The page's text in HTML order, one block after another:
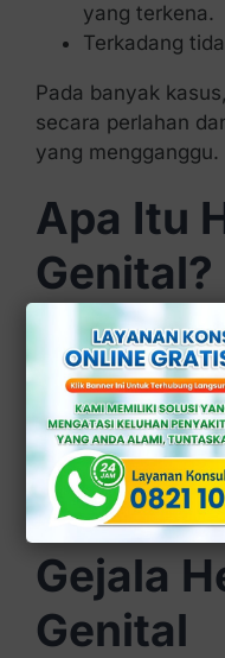
yang terkena.
Terkadang
Pada banyak
secara perlahan
yang mengganggu.
Apa Itu
Genital?
Herpes genital
olehHerpes
tipe 2, meskipun
penyebabnya.
Penyakit ini
di area genital.
Gejala
Genital